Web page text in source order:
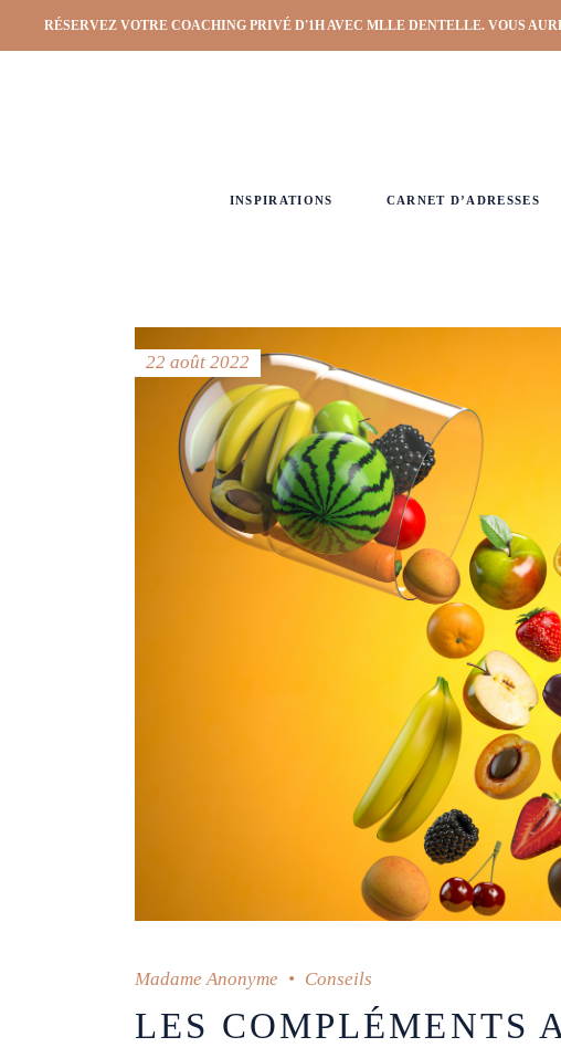
RÉSERVEZ VOTRE COACHING PRIVÉ D'1H AVEC MLLE DENTELLE. VOUS
INSPIRATIONS CARNET D’ADRESSES
22 août 2022
Madame Anonyme Conseils
LES COMPLÉMENTS